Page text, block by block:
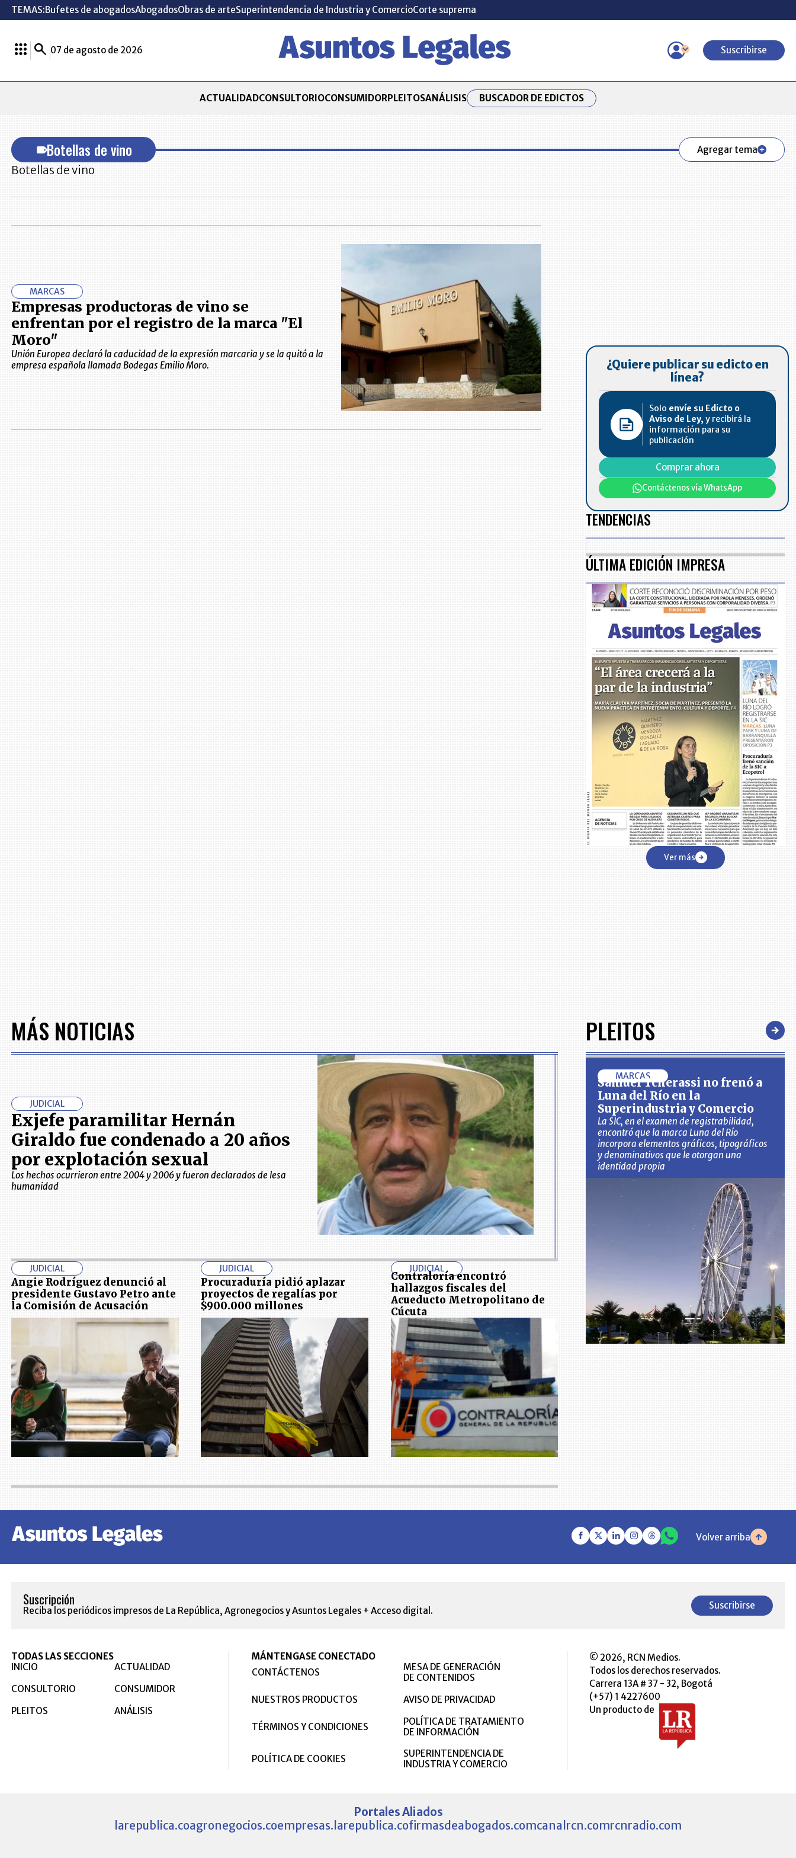
TEMAS:Bufetes de abogadosAbogadosObras de arteSuperintendencia de Industria y ComercioCorte suprema
07 de agosto de 2026 Suscribirse
ACTUALIDADCONSULTORIOCONSUMIDORPLEITOSANÁLISIS BUSCADOR DE EDICTOS
Botellas de vino Agregar tema
Botellas de vino
MARCAS
Empresas productoras de vino se
enfrentan por el registro de la marca "El
Moro"
Unión Europea declaró la caducidad de la expresión marcaria y se la quitó a la
empresa española llamada Bodegas Emilio Moro.
¿Quiere publicar su edicto en
línea?
Solo envíe su Edicto o
Aviso de Ley, y recibirá la
información para su
publicación
Comprar ahora
Contáctenos vía WhatsApp
TENDENCIAS
ÚLTIMA EDICIÓN IMPRESA
Ver más
MÁS NOTICIAS
JUDICIAL
Exjefe paramilitar Hernán
Giraldo fue condenado a 20 años
por explotación sexual
Los hechos ocurrieron entre 2004 y 2006 y fueron declarados de lesa
humanidad
JUDICIAL
Angie Rodríguez denunció al
presidente Gustavo Petro ante
la Comisión de Acusación
JUDICIAL
Procuraduría pidió aplazar
proyectos de regalías por
$900.000 millones
JUDICIAL
Contraloría encontró
hallazgos fiscales del
Acueducto Metropolitano de
Cúcuta
PLEITOS
MARCAS
Samuel Tcherassi no frenó a
Luna del Río en la
Superindustria y Comercio
La SIC, en el examen de registrabilidad,
encontró que la marca Luna del Río
incorpora elementos gráficos, tipográficos
y denominativos que le otorgan una
identidad propia
Volver arriba
Suscripción
Reciba los periódicos impresos de La República, Agronegocios y Asuntos Legales + Acceso digital. Suscribirse
TODAS LAS SECCIONES
INICIO
ACTUALIDAD
CONSULTORIO
CONSUMIDOR
PLEITOS
ANÁLISIS
MÁNTENGASE CONECTADO
CONTÁCTENOS
MESA DE GENERACIÓN
DE CONTENIDOS
NUESTROS PRODUCTOS
AVISO DE PRIVACIDAD
TÉRMINOS Y CONDICIONES
POLÍTICA DE TRATAMIENTO
DE INFORMACIÓN
POLÍTICA DE COOKIES
SUPERINTENDENCIA DE
INDUSTRIA Y COMERCIO
© 2026, RCN Medios.
Todos los derechos reservados.
Carrera 13A # 37 - 32, Bogotá
(+57) 1 4227600
Un producto de
Portales Aliados
larepublica.coagronegocios.coempresas.larepublica.cofirmasdeabogados.comcanalrcn.comrcnradio.com